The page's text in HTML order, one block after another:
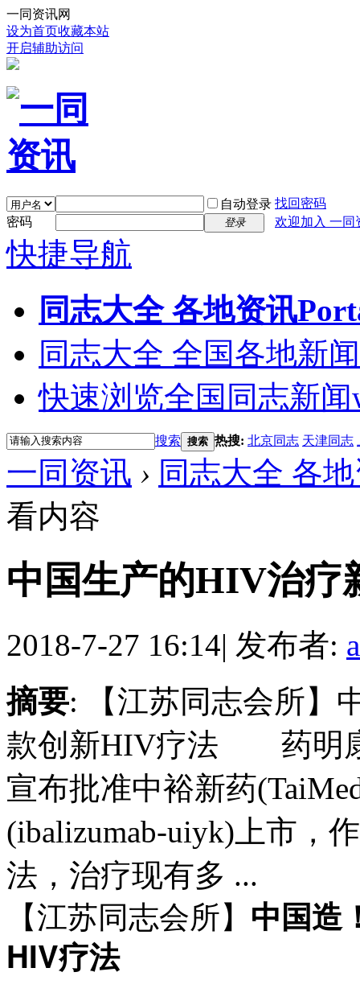
一同资讯网
设为首页收藏本站
开启辅助访问
自动登录 找回密码
密码
登录 欢迎加入 一同
快捷导航
同志大全 各地资讯
同志大全 全国各地新闻
快速浏览全国同志新闻
搜索 搜索 热搜: 北京同志 天津同志
一同资讯 › 同志大全 各
看内容
中国生产的HIV治疗
2018-7-27 16:14| 发布者:
摘要: 【江苏同志会所】
款创新HIV疗法 药明康
宣布批准中裕新药
(ibalizumab-uiyk)上市，
法，治疗现有多 ...
【江苏同志会所】 中国造
HIV疗法